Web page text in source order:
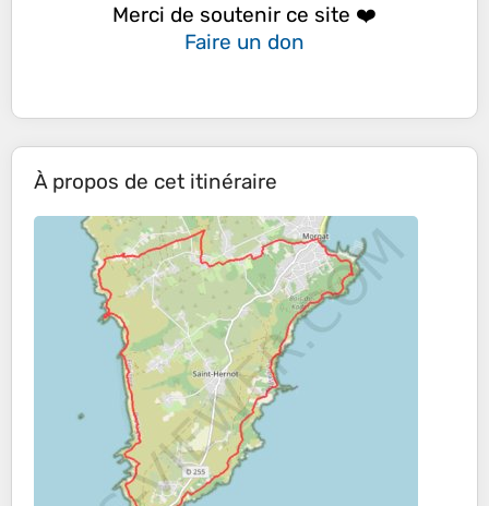
Merci de soutenir ce site ❤️
Faire un don
À propos de cet itinéraire